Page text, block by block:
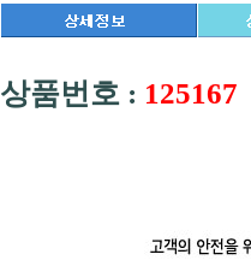
상품번호 : 125167